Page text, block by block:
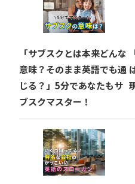
ョ
ン
「サブスクとは本来どんな
意味？そのまま英語でも通
じる？」5分であなたもサ
ブスクマスター！